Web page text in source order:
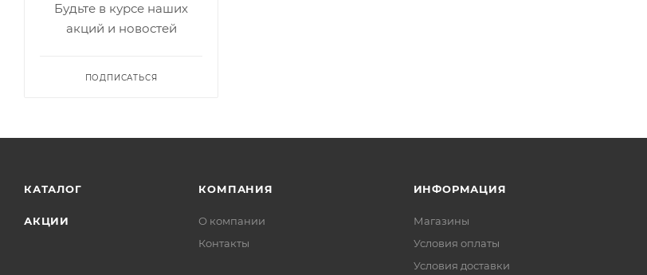
Будьте в курсе наших
акций и новостей
ПОДПИСАТЬСЯ
КАТАЛОГ
АКЦИИ
КОМПАНИЯ
О компании
Контакты
ИНФОРМАЦИЯ
Магазины
Условия оплаты
Условия доставки